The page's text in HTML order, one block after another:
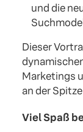
und die
Dieser
Marketings
an der
Viel Spaß